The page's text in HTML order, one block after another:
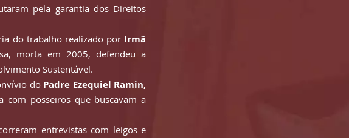
pela garantia dos Direitos
do trabalho realizado por Irmã
morta em 2005, defendeu a
Sustentável.
do Padre Ezequiel Ramin,
com posseiros que buscavam a
entrevistas com leigos e